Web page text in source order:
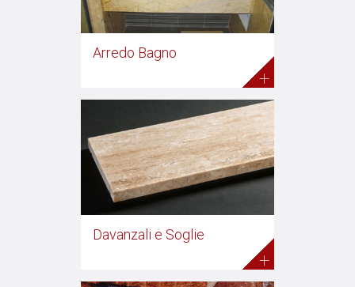
Arredo Bagno
+
Davanzali e Soglie
+